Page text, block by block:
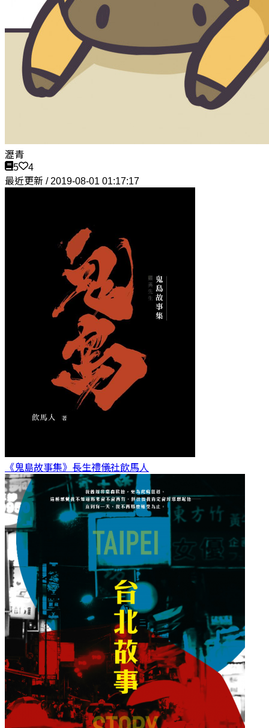
瀝青
5
4
最近更新 / 2019-08-01 01:17:17
《鬼島故事集》長生禮儀社飲馬人